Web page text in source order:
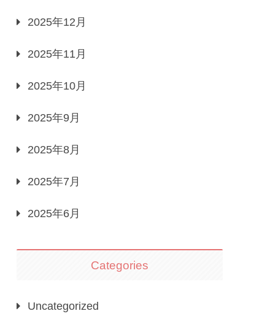
2025年12月
2025年11月
2025年10月
2025年9月
2025年8月
2025年7月
2025年6月
Categories
Uncategorized